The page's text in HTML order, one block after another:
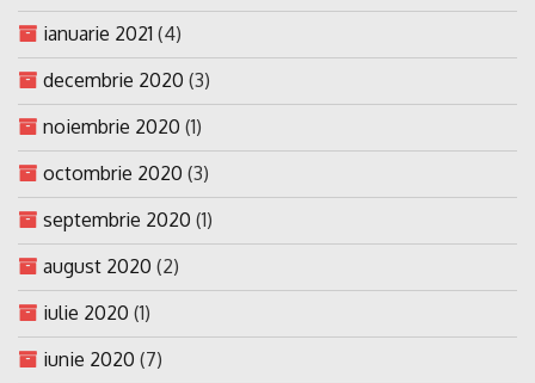
ianuarie 2021 (4)
decembrie 2020 (3)
noiembrie 2020 (1)
octombrie 2020 (3)
septembrie 2020 (1)
august 2020 (2)
iulie 2020 (1)
iunie 2020 (7)